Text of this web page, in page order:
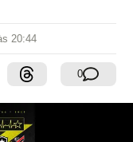
20:44
0